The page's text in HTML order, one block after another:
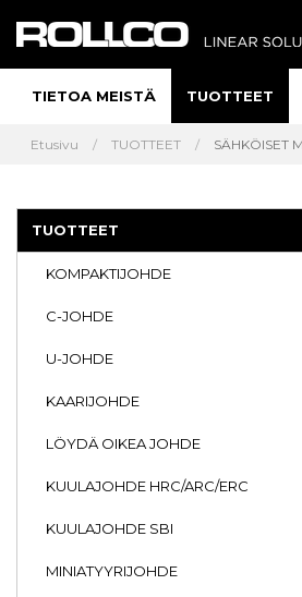
TIETOA MEISTÄ TUOTTEET
Etusivu TUOTTEET SÄHKÖISET
TUOTTEET
KOMPAKTIJOHDE
C-JOHDE
U-JOHDE
KAARIJOHDE
LÖYDÄ OIKEA JOHDE
KUULAJOHDE HRC/ARC/ERC
KUULAJOHDE SBI
MINIATYYRIJOHDE